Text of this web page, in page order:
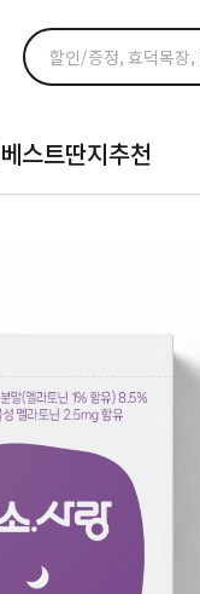
베스트딴지추천